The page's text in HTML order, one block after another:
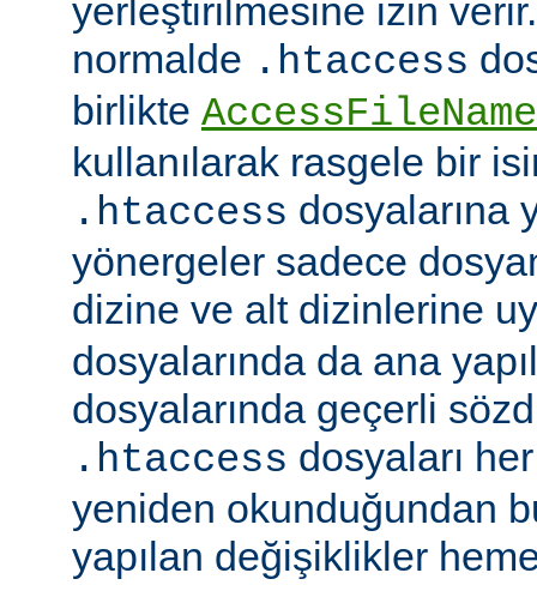
yerleştirilmesine izin
normalde .htaccess
birlikte AccessFileName
kullanılarak rasgele bir
.htaccess dosyalarına
yönergeler sadece
dizine ve alt dizinlerine
dosyalarında da ana
dosyalarında geçerli
.htaccess dosyaları
yeniden okunduğundan
yapılan değişiklikler